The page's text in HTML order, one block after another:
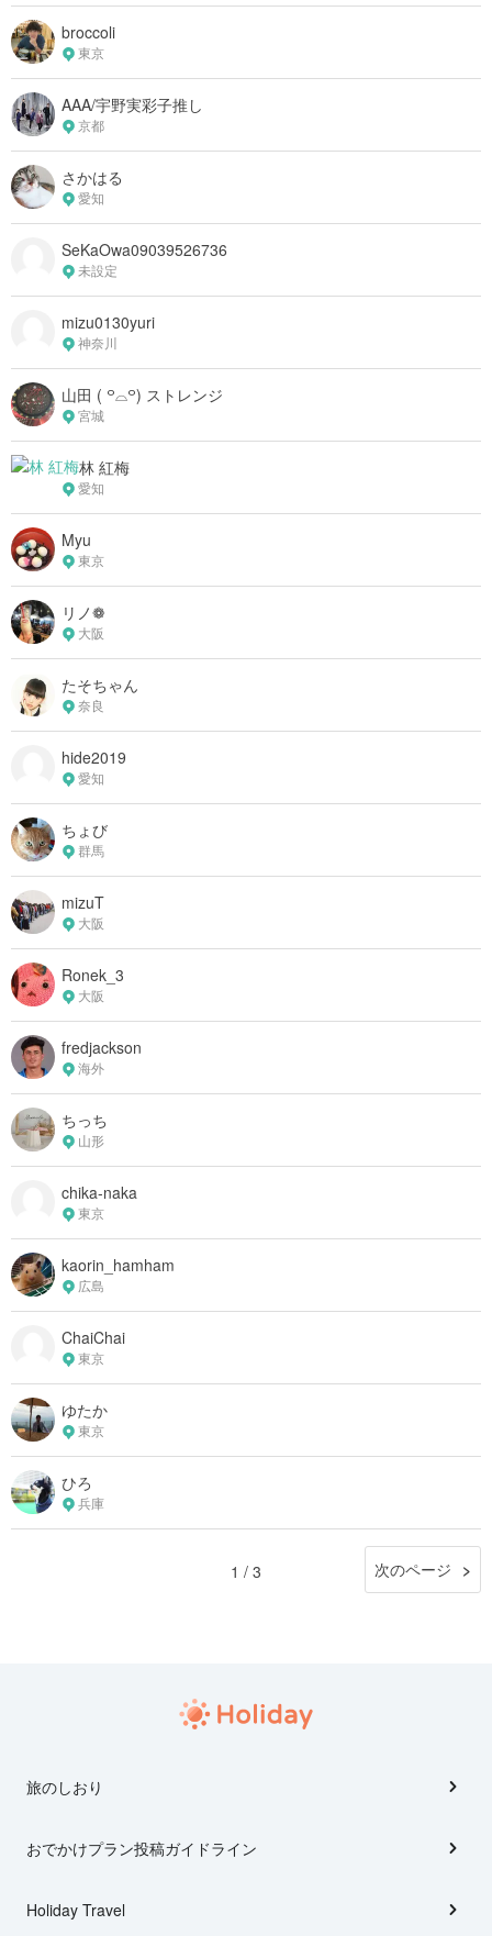
broccoli
東京
AAA/宇野実彩子推し
京都
さかはる
愛知
SeKaOwa09039526736
未設定
mizu0130yuri
神奈川
山田 ( ꒪⌓꒪) ストレンジ
宮城
林 紅梅
愛知
Myu
東京
リノ❁
大阪
たそちゃん
奈良
hide2019
愛知
ちょび
群馬
mizuT
大阪
Ronek_3
大阪
fredjackson
海外
ちっち
山形
chika-naka
東京
kaorin_hamham
広島
ChaiChai
東京
ゆたか
東京
ひろ
兵庫
1 / 3 次のページ
旅のしおり
おでかけプラン投稿ガイドライン
Holiday Travel